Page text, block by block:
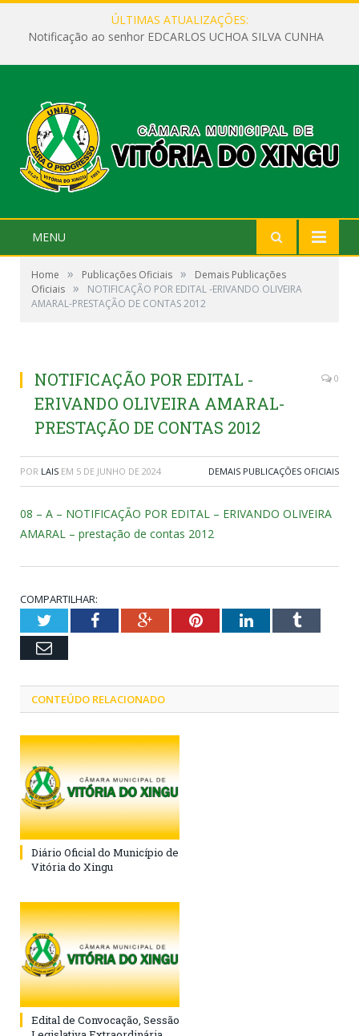
ÚLTIMAS ATUALIZAÇÕES:
Notificação ao senhor EDCARLOS UCHOA SILVA CUNHA
MENU
Home » Publicações Oficiais »
Demais Publicações
Oficiais »
NOTIFICAÇÃO POR EDITAL -ERIVANDO OLIVEIRA
AMARAL-PRESTAÇÃO DE CONTAS 2012
NOTIFICAÇÃO POR EDITAL -
ERIVANDO OLIVEIRA AMARAL-
PRESTAÇÃO DE CONTAS 2012
0
POR LAIS EM 5 DE JUNHO DE 2024 DEMAIS PUBLICAÇÕES OFICIAIS
08 – A – NOTIFICAÇÃO POR EDITAL – ERIVANDO OLIVEIRA
AMARAL – prestação de contas 2012
COMPARTILHAR:
TwitterFacebookGoogle+PinterestLinkedInTumblr
Email
CONTEÚDO RELACIONADO
Diário Oficial do Município de
Vitória do Xingu
Edital de Convocação, Sessão